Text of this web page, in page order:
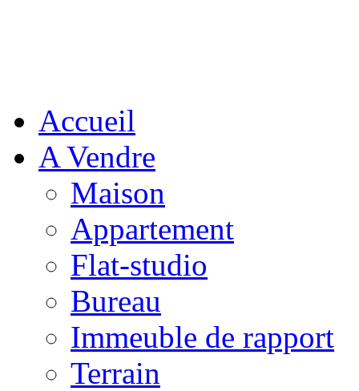
Accueil
A Vendre
Maison
Appartement
Flat-studio
Bureau
Immeuble de rapport
Terrain